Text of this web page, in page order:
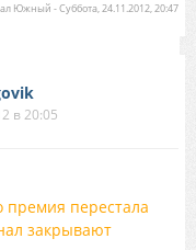
Южный -Суббота, 24.11.2012, 20:47
в 20:05
премия перестала
закрывают